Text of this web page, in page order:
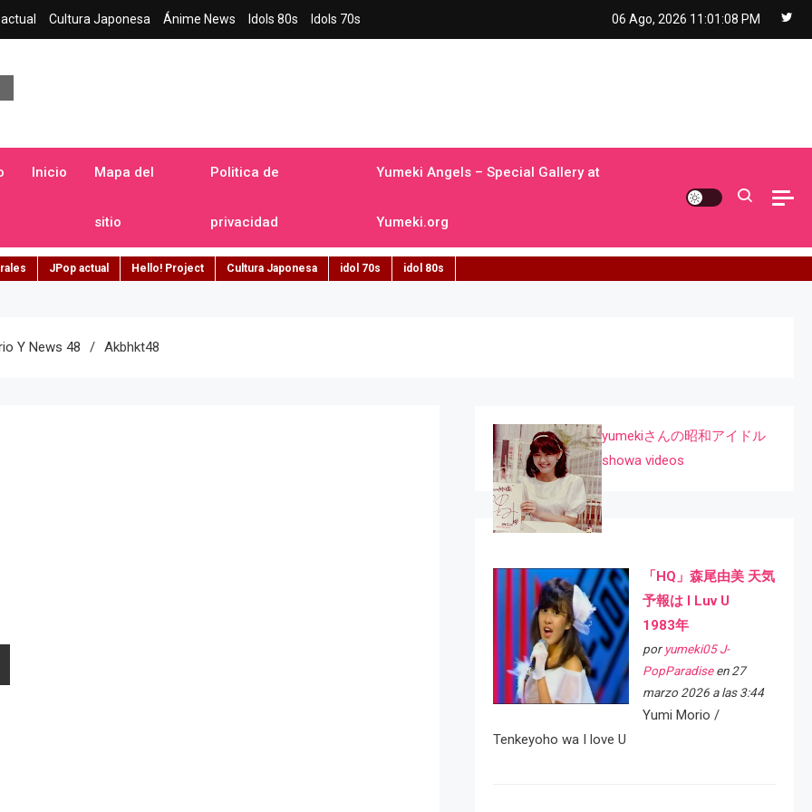
Cultura Japonesa Ánime News Idols 80s Idols 70s 06 Ago, 2026 11:01:09 PM
Inicio Mapa del
sitio
Politica de
privacidad
Yumeki Angels – Special Gallery at
Yumeki.org
JPop actual Hello! Project Cultura Japonesa idol 70s idol 80s
Y News 48 Akbhkt48
yumekiさんの昭和アイドル
showa videos
「HQ」森尾由美 天気
予報は I Luv U
1983年
por yumeki05 J-
PopParadiseen 27
marzo 2026 a las 3:44
Yumi Morio /
Tenkeyoho wa I love U